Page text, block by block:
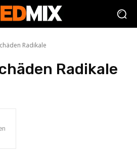
Radikale
Radikale